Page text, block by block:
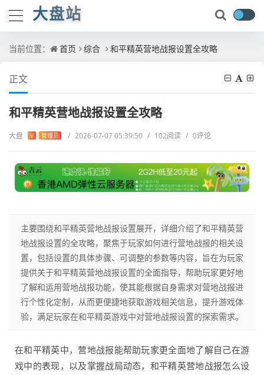
大盘站
当前位置： 首页 综合 和平精英营地战报设置全攻略
正文
和平精英营地战报设置全攻略
大盘 V 管理员 / 2026-07-07 05:39:50 / 102阅读 / 0评论
主要围绕和平精英营地战报设置展开，详细介绍了和平精英营
地战报设置的全攻略，聚焦于玩家如何进行营地战报的相关设
置，包括设置的具体步骤、可调整的参数等内容，旨在为玩家
提供关于和平精英营地战报设置的全面指导，帮助玩家更好地
了解和运用营地战报功能，使其能根据自身需求对营地战报进
行个性化定制，从而更便捷地获取游戏相关信息，提升游戏体
验，满足玩家在和平精英游戏中对营地战报设置的探索需求。
在和平精英中，营地战报能帮助玩家更全面地了解自己在游
戏中的表现，以及掌握战局动态，和平精英营地战报怎么设